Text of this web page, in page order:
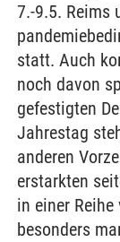
7.-9.5. Reims
statt. Auch
noch davon
gefestigten
Jahrestag
anderen
erstarkten
in einer
besonders